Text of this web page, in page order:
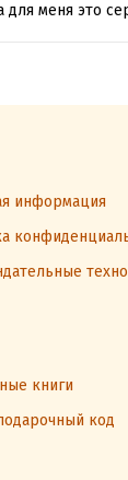
меня это
информация
книги
код